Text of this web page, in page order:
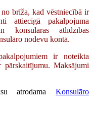
brīža, kad vēstniecībā ir
attiecīgā pakalpojuma
konsulārās atlīdzības
nodevu kontā.
ir noteikta
pārskaitījumu. Maksājumi
atrodama Konsulāro